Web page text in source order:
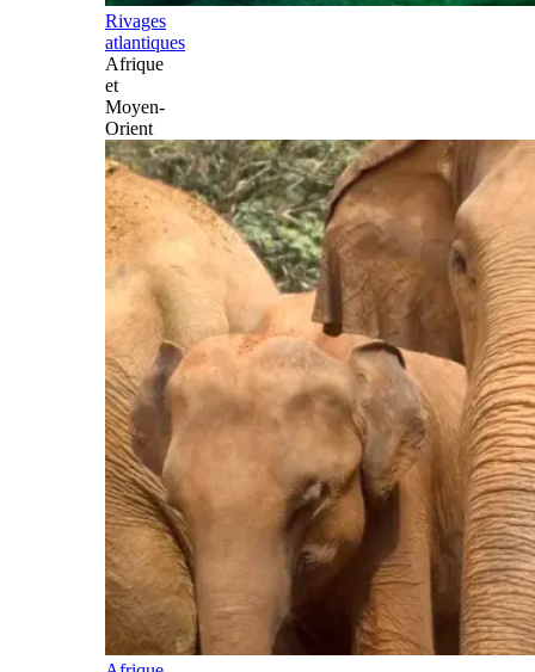
Rivages
atlantiques
Afrique
et
Moyen-
Orient